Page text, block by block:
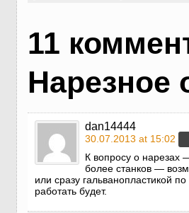
11
Нарезное
dan14444
30.07.2013 at 15:02
К вопросу о нарезах
более станков —
или сразу гальванопластикой
работать будет.